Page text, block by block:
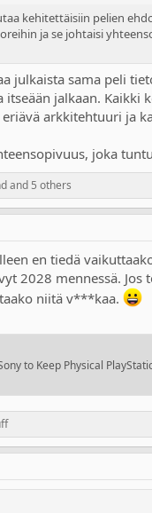
kehitettäisiin pelien
ja se johtaisi
julkaista sama peli
jalkaan.
arkkitehtuuri ja
joka
and 5 others
en tiedä
2028 mennessä.
niitä v***kaa.
to Keep Physical